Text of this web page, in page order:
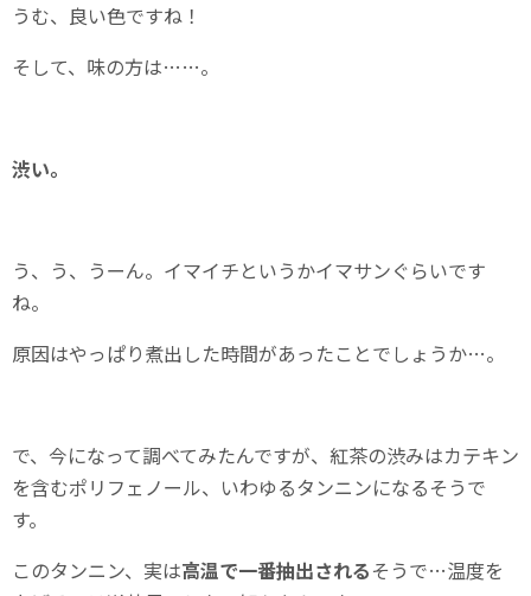
うむ、良い色ですね！
そして、味の方は……。
渋い。
う、う、うーん。イマイチというかイマサンぐらいです
ね。
原因はやっぱり煮出した時間があったことでしょうか…。
で、今になって調べてみたんですが、紅茶の渋みはカテキン
を含むポリフェノール、いわゆるタンニンになるそうで
す。
このタンニン、実は高温で一番抽出されるそうで…温度を